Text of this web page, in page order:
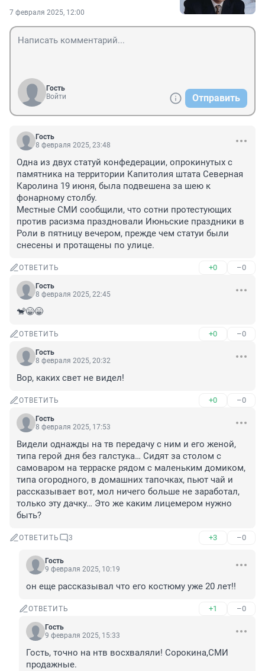
7 февраля 2025, 12:00
Гость
Войти
Отправить
Гость
8 февраля 2025, 23:48
Одна из двух статуй конфедерации, опрокинутых с
памятника на территории Капитолия штата Северная
Каролина 19 июня, была подвешена за шею к
фонарному столбу.
Местные СМИ сообщили, что сотни протестующих
против расизма праздновали Июньские праздники в
Роли в пятницу вечером, прежде чем статуи были
снесены и протащены по улице.
ОТВЕТИТЬ +0 –0
Гость
8 февраля 2025, 22:45
🐒😁😁
ОТВЕТИТЬ +0 –0
Гость
8 февраля 2025, 20:32
Вор, каких свет не видел!
ОТВЕТИТЬ +0 –0
Гость
8 февраля 2025, 17:53
Видели однажды на тв передачу с ним и его женой,
типа герой дня без галстука… Сидят за столом с
самоваром на терраске рядом с маленьким домиком,
типа огородного, в домашних тапочках, пьют чай и
рассказывает вот, мол ничего больше не заработал,
только эту дачку… Это же каким лицемером нужно
быть?
ОТВЕТИТЬ 3 +3 –0
Гость
9 февраля 2025, 10:19
он еще рассказывал что его костюму уже 20 лет!!
ОТВЕТИТЬ +1 –0
Гость
9 февраля 2025, 15:33
Гость, точно на нтв восхваляли! Сорокина,СМИ
продажные.